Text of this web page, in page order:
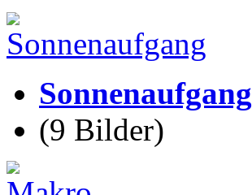
Sonnenaufgang
(9 Bilder)